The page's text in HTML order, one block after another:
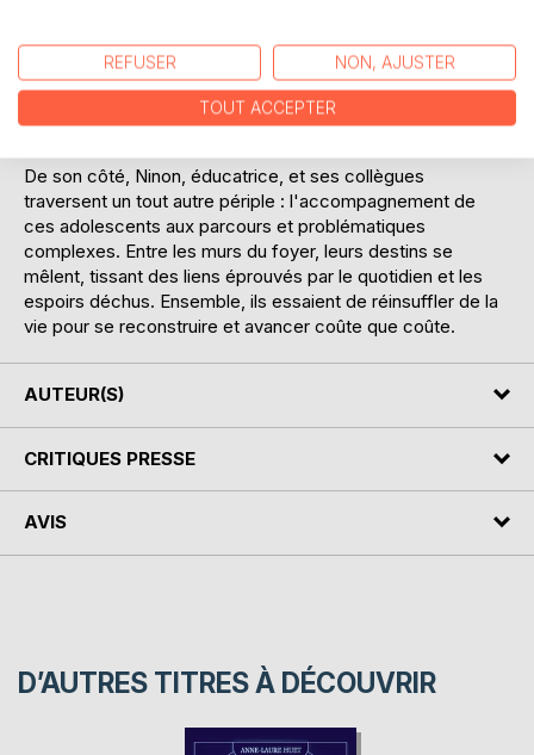
commun : avoir parcouru des milliers de kilomètres pour
arriver jusqu'en France. Mineurs, migrants et isolés... Le
calvaire de l'exil ne se termine pourtant pas une fois la
frontière passée.
De son côté, Ninon, éducatrice, et ses collègues
traversent un tout autre périple : l'accompagnement de
ces adolescents aux parcours et problématiques
complexes. Entre les murs du foyer, leurs destins se
mêlent, tissant des liens éprouvés par le quotidien et les
espoirs déchus. Ensemble, ils essaient de réinsuffler de la
vie pour se reconstruire et avancer coûte que coûte.
AUTEUR(S)
CRITIQUES PRESSE
AVIS
D’AUTRES TITRES À DÉCOUVRIR
REFUSER NON, AJUSTER
TOUT ACCEPTER